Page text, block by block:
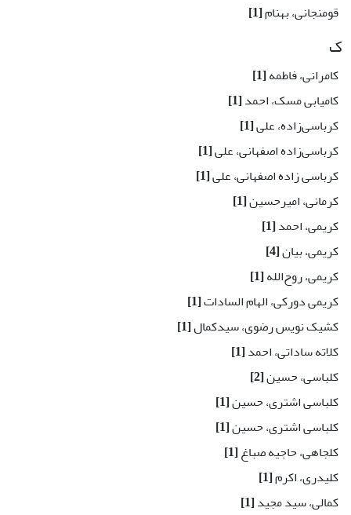
قومنجانی، بهنام[1]
ک
کامرانی، فاطمه[1]
کامیابی مسک، احمد[1]
کرباسی‌زاده، علی[1]
کرباسی‌زاده اصفهانی، علی[1]
کرباسی زاده اصفهانی، علی[1]
کرمانی، امیرحسین[1]
کریمی، احمد[1]
کریمی، بیان[4]
کریمی، روح‎‌الله
[1]
کریمی دورکی، الهام السادات[1]
کشیک نویس رضوی، سیدکمال[1]
کلاته ساداتی، احمد[1]
کلباسی، حسین[2]
کلباسی اشتری، حسین[1]
کلباسی اشتری، حسین[1]
کلجاهی، حاجیه صباغ[1]
کلیدری، اکرم[1]
کمالی، سید مجید[1]